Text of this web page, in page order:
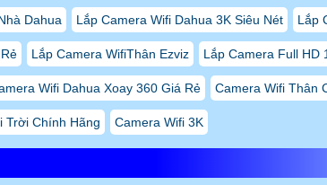
Dahua Lắp Camera Wifi Dahua 3K Siêu Nét Lắp
Lắp Camera WifiThân Ezviz Lắp Camera Full HD
Wifi Dahua Xoay 360 Giá Rẻ Camera Wifi Thân
Trời Chính Hãng Camera Wifi 3K